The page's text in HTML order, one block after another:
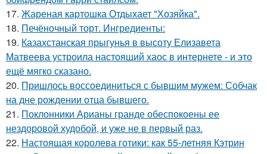
17. Жареная картошка Отдыхает "Хозяйка".
18. Печёночный торт. Ингредиенты:
19. Казахстанская прыгунья в высоту Елизавета
Матвеева устроила настоящий хаос в интернете - и это
ещё мягко сказано.
20. Пришлось воссоединиться с бывшим мужем: Собчак
на дне рождении отца бывшего.
21. Поклонники Арианы гранде обеспокоены ее
нездоровой худобой, и уже не в первый раз.
22. Настоящая королева готики: как 55-летняя Кэтрин